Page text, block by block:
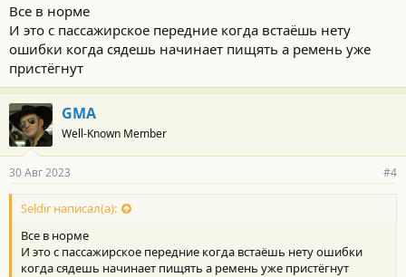
Все в норме
И это с пассажирское передние когда встаёшь нету
ошибки когда сядешь начинает пищять а ремень уже
пристёгнут
GMA
Well-Known Member
30 Авг 2023 #4
Seldir написал(а):
Все в норме
И это с пассажирское передние когда встаёшь нету ошибки
когда сядешь начинает пищять а ремень уже пристёгнут